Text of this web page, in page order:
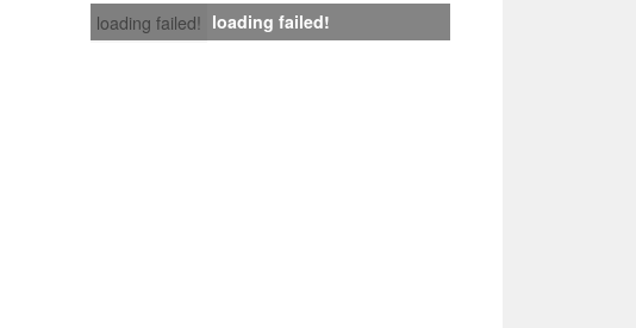
loading failed! loading failed!